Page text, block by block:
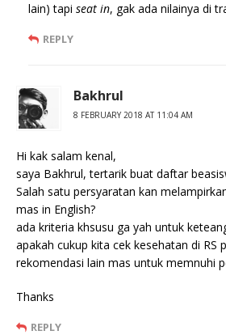
lain) tapi seat in, gak ada nilainya di
REPLY
Bakhrul
8 FEBRUARY 2018 AT 11:04 AM
Hi kak salam kenal,
saya Bakhrul, tertarik buat daftar
Salah satu persyaratan kan
mas in English?
ada kriteria khsusu ga yah untuk
apakah cukup kita cek kesehatan di RS
rekomendasi lain mas untuk memnuhi
Thanks
REPLY